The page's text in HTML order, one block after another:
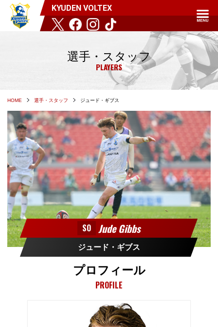
KYUDEN VOLTEX
選手・スタッフ
PLAYERS
HOME 選手・スタッフ ジュード・ギブス
SO Jude Gibbs
ジュード・ギブス
プロフィール
PROFILE